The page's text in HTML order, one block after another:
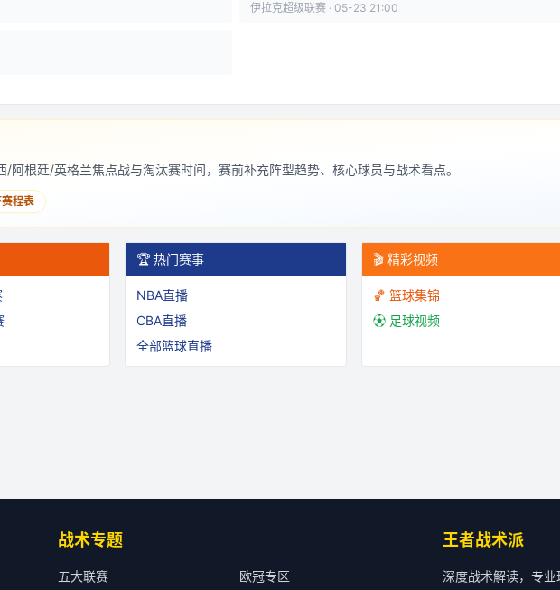
伊拉克超级联赛 · 05-23 21:00
根廷/英格兰焦点战与淘汰赛时间，赛前补充阵型趋势、核心球员与战术看点。
程表
🏆 热门赛事
NBA直播
CBA直播
全部篮球直播
🎬 精彩视频
🏀 篮球集锦
⚽ 足球视频
战术专题
五大联赛 欧冠专区
王者战术派
深度战术解读，专业